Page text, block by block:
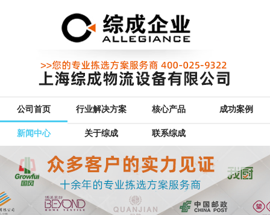
公司首页 行业解决方案 核心产品 成功案例
新闻中心 关于综成 联系综成